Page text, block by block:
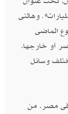
وهالنى
الماضى
أو خارجها،
وسائل
فى مصر، من